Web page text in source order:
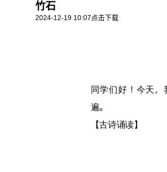
竹石
2024-12-19 10:07点击下载